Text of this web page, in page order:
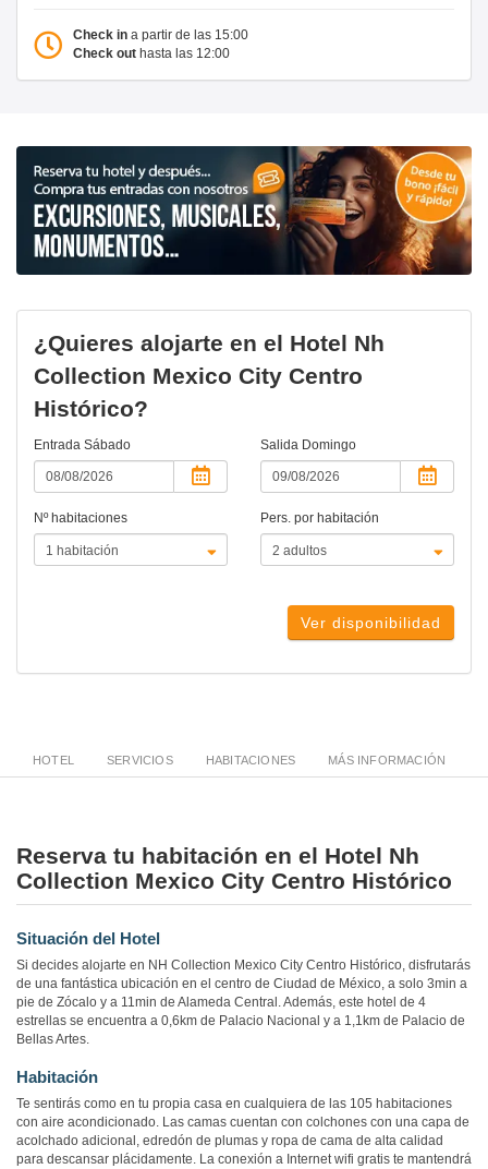
Check in a partir de las 15:00
Check out hasta las 12:00
¿Quieres alojarte en el Hotel Nh
Collection Mexico City Centro
Histórico?
Entrada Sábado Salida Domingo
Nº habitaciones Pers. por habitación
Ver disponibilidad
HOTEL SERVICIOS HABITACIONES MÁS INFORMACIÓN
Reserva tu habitación en el Hotel Nh
Collection Mexico City Centro Histórico
Situación del Hotel
Si decides alojarte en NH Collection Mexico City Centro Histórico, disfrutarás
de una fantástica ubicación en el centro de Ciudad de México, a solo 3min a
pie de Zócalo y a 11min de Alameda Central. Además, este hotel de 4
estrellas se encuentra a 0,6km de Palacio Nacional y a 1,1km de Palacio de
Bellas Artes.
Habitación
Te sentirás como en tu propia casa en cualquiera de las 105 habitaciones
con aire acondicionado. Las camas cuentan con colchones con una capa de
acolchado adicional, edredón de plumas y ropa de cama de alta calidad
para descansar plácidamente. La conexión a Internet wifi gratis te mantendrá